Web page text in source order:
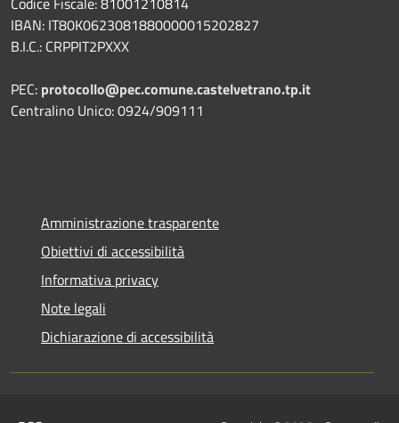
IBAN: IT80K0623081880000015202827
B.I.C.: CRPPIT2PXXX
PEC: protocollo@pec.comune.castelvetrano.tp.it
Centralino Unico: 0924/909111
Amministrazione trasparente
Obiettivi di accessibilità
Informativa privacy
Note legali
Dichiarazione di accessibilità